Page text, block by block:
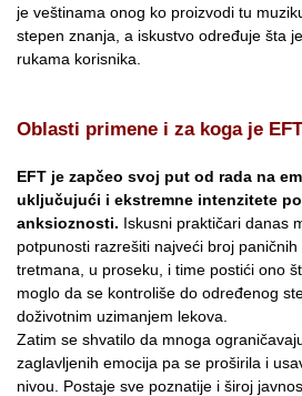
je veštinama onog ko proizvodi tu
stepen znanja, a iskustvo određuje šta
rukama korisnika.
Oblasti primene i za koga je EFT
EFT je zapčeo svoj put od rada na
uključujući i ekstremne intenzitete
anksioznosti. Iskusni praktičari danas
potpunosti razrešiti najveći broj
tretmana, u proseku, i time postići ono
moglo da se kontroliše do određenog
doživotnim uzimanjem lekova.
Zatim se shvatilo da mnoga
zaglavljenih emocija pa se proširila i
nivou. Postaje sve poznatije i široj